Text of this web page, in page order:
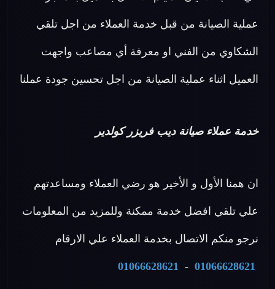
عملية الصيانة من قبل خدمة العملاء من اجل تلقي
الشكاوي من الفني او معرفة أي مصاعب واجهت
العميل اثناء عملية الصيانة من اجل تحسين جودة عملنا
خدمة عملاء صيانة ديب فريزر كولدير
ان همنا الأول و الأخير هو رضي العملاء ومساعدتهم
علي تلقي افضل خدمة ممكنة وللمزيد من المعلومات
نرجو منكم الاتصال بخدمة العملاء علي الارقام
01066628621
-
01066628621